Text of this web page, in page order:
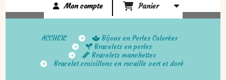
Mon compte Panier
ACCUEIL
Bijoux en Perles Colorées
Bracelets en perles
Bracelets manchettes
Bracelet croisillons en rocaille vert et doré